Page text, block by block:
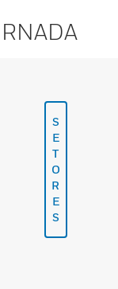
S
E
T
O
R
E
S